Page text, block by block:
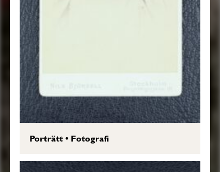
Porträtt• Fotografi